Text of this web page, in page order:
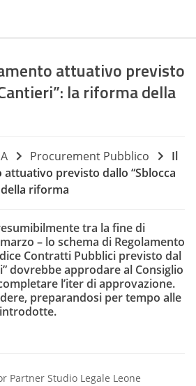
attuativo previsto
la riforma della
Procurement Pubblico
Il
previsto dallo “Sblocca
riforma
tra la fine di
– lo schema di Regolamento
Contratti Pubblici previsto dal
dovrebbe approdare al Consiglio
l’iter di approvazione.
preparandosi per tempo alle
Partner Studio Legale Leone